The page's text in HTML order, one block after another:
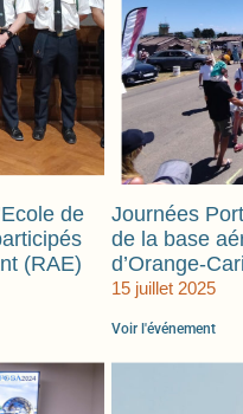
de
(RAE)
Journées
de la base
d’Orange-
15 juillet 2025
Voir l'événement